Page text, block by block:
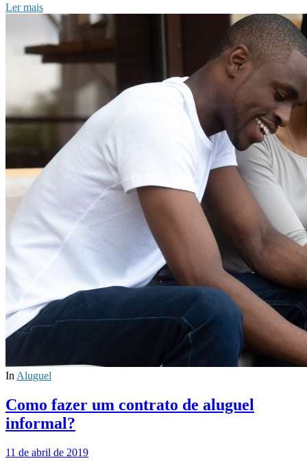
Ler mais
In Aluguel
Como fazer um contrato de aluguel
informal?
11 de abril de 2019